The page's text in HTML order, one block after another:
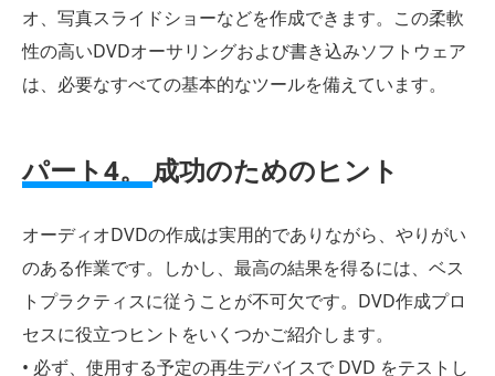
オ、写真スライドショーなどを作成できます。この柔軟
性の高いDVDオーサリングおよび書き込みソフトウェア
は、必要なすべての基本的なツールを備えています。
パート4。 成功のためのヒント
オーディオDVDの作成は実用的でありながら、やりがい
のある作業です。しかし、最高の結果を得るには、ベス
トプラクティスに従うことが不可欠です。DVD作成プロ
セスに役立つヒントをいくつかご紹介します。
• 必ず、使用する予定の再生デバイスで DVD をテストし